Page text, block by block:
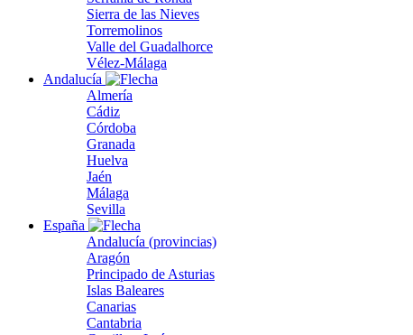
Sierra de las Nieves
Torremolinos
Valle del Guadalhorce
Vélez-Málaga
Andalucía
Almería
Cádiz
Córdoba
Granada
Huelva
Jaén
Málaga
Sevilla
España
Andalucía (provincias)
Aragón
Principado de Asturias
Islas Baleares
Canarias
Cantabria